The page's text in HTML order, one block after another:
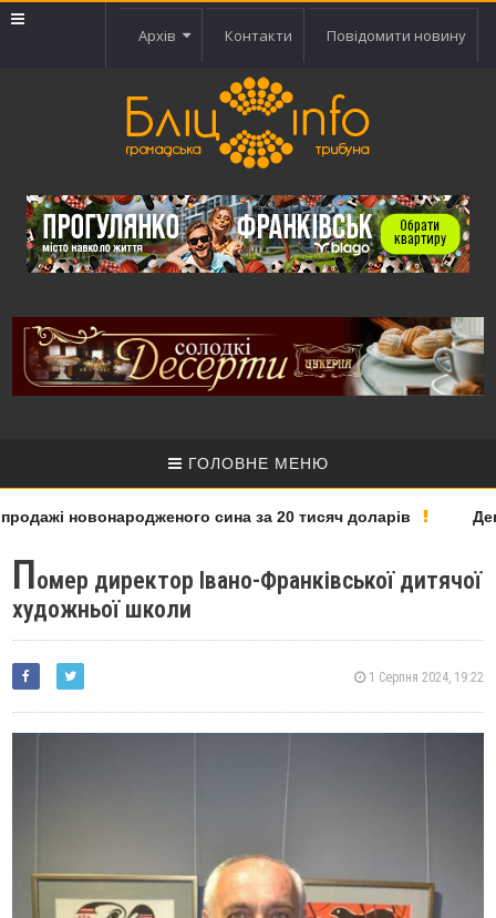
Архів Контакти Повідомити новину
ГОЛОВНЕ МЕНЮ
новонародженого сина за 20 тисяч доларів
Помер директор Івано-Франківської дитячої
художньої школи
1 Серпня 2024, 19:22